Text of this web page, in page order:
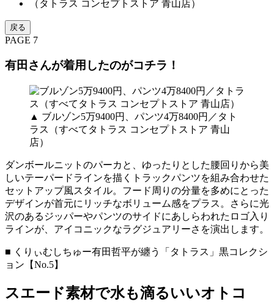
戻る
PAGE 7
有田さんが着用したのがコチラ！
▲ ブルゾン5万9400円、パンツ4万8400円／タト
ラス（すべてタトラス コンセプトストア 青山
店）
ダンボールニットのパーカと、ゆったりとした腰回りから美
しいテーパードラインを描くトラックパンツを組み合わせた
セットアップ風スタイル。フード周りの分量を多めにとった
デザインが首元にリッチなボリューム感をプラス。さらに光
沢のあるジッパーやパンツのサイドにあしらわれたロゴ入り
ラインが、アイコニックなラグジュアリーさを演出します。
■ くりぃむしちゅー有田哲平が纏う「タトラス」黒コレクシ
ョン【No.5】
スエード素材で水も滴るいいオトコ